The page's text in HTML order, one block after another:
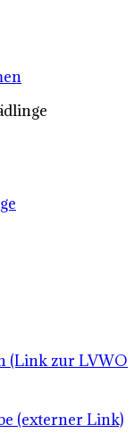
(Link zur LVWO
(externer Link)